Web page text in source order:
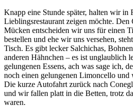
Knapp eine Stunde später, halten wir
Lieblingsrestaurant zeigen möchte.
Mücken entscheiden wir uns für einen
bestellen und ehe wir uns versehen,
Tisch. Es gibt lecker Salchichas,
anderen Hähnchen – es ist unglaublich
gelungenen Essens, ach was sage ich,
noch einen gelungenen Limoncello
Die kurze Autofahrt zurück nach
und wir fallen platt in die Betten, trotz
waren.